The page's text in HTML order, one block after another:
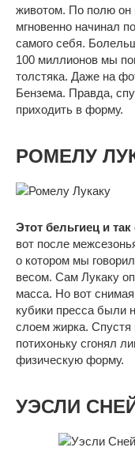
животом. По полю он
мгновенно начинал
самого себя.
100 миллионов мы
толстяка. Даже на
Бензема. Правда,
приходить в форму.
РОМЕЛУ
Этот бельгиец и
вот после
о котором мы
весом. Сам Лукаку
масса. Но вот
кубики пресса были
слоем жирка. Спустя
потихоньку сгонял
физическую форму.
УЭСЛИ